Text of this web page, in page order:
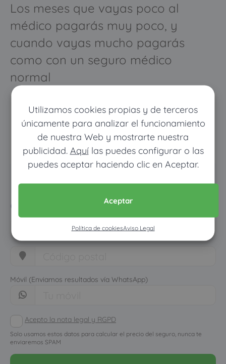
Utilizamos cookies propias y de terceros
únicamente para analizar el funcionamiento
de nuestra Web y mostrarte nuestra
publicidad. Aquílas puedes configurar o las
puedes aceptar haciendo clic en Aceptar.
Aceptar
Política de cookiesAviso Legal
Los meses que vayas poco al
médico pagarás muy poco, y
cuando vayas mucho pagarás
como con un seguro médico
normal
Pon tus datos y descubre
cuánto dinero ahorrarías
Móvil (Enviamos resultados vía WhatsApp)
Acepto la nota legal y RGPD
Solo usamos estos datos para calcular el precio del seguro, nunca te
enviaremos SPAM